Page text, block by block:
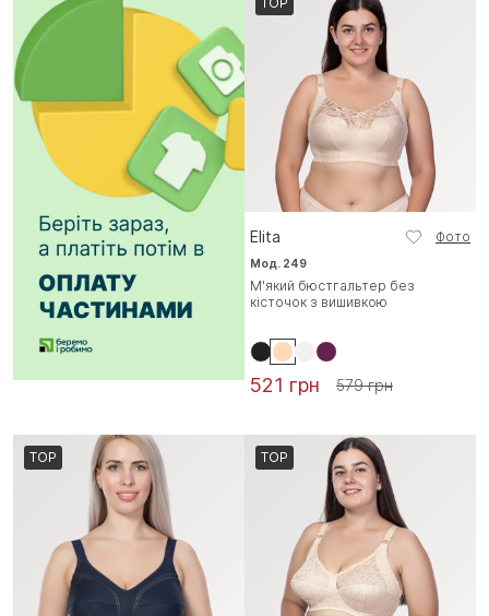
Elita Фото
Мод. 249
М'який бюстгальтер без
кісточок з вишивкою
521 грн 579 грн
TOP TOP